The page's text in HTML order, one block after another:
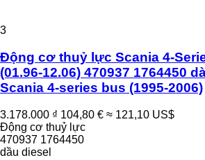
3
Động cơ thuỷ lực Scania 4-
(01.96-12.06) 470937 1764450
Scania 4-series bus (1995-2006)
3.178.000 ₫ 104,80 € ≈ 121,10 US$
Động cơ thuỷ lực
470937 1764450
dầu diesel